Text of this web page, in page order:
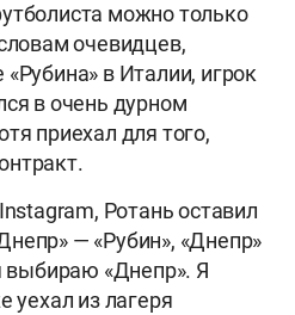
можно только
очевидцев,
в Италии, игрок
в очень дурном
приехал для того,
Ротань оставил
— «Рубин», «Днепр»
выбираю «Днепр». Я
уехал из лагеря